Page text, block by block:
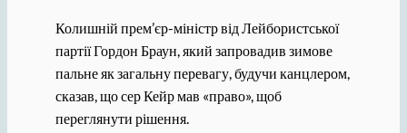
Колишній прем’єр-міністр від Лейбористської
партії Гордон Браун, який запровадив зимове
пальне як загальну перевагу, будучи канцлером,
сказав, що сер Кейр мав «право», щоб
переглянути рішення.